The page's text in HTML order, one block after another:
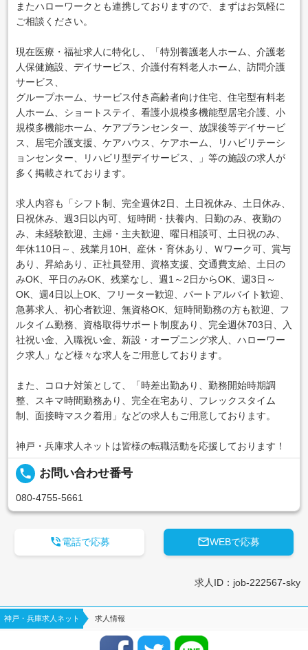
またハローワークとも連携しておりますので、まずはお気軽に
ご相談ください。
現在医療・福祉求人に特化し、「特別養護老人ホーム、介護老
人保健施設、デイサービス、介護付有料老人ホーム、訪問介護
サービス、
グループホーム、サービス付き高齢者向け住宅、住宅型有料老
人ホーム、ショートステイ、看護小規模多機能型居宅介護、小
規模多機能ホーム、ケアプランセンター、放課後等デイサービ
ス、居宅介護支援、ケアハウス、ケアホーム、リハビリテーシ
ョンセンター、リハビリ型デイサービス、」等の施設の求人が
多く掲載されております。
求人内容も「シフト制、完全週休2日、土日祝休み、土日休み、
日祝休み、週3日以内可、短時間・扶養内、日勤のみ、夜勤の
み、未経験歓迎、主婦・主夫歓迎、曜日相談可、土日祝のみ、
年休110日～、残業月10H、産休・育休あり、Ｗワーク可、賞与
あり、昇給あり、正社員登用、資格支援、交通費支給、土日の
みOK、平日のみOK、残業なし、週1～2日からOK、週3日～
OK、週4日以上OK、フリーター歓迎、パートアルバイト歓迎、
急募求人、初心者歓迎、無資格OK、短時間勤務の方も歓迎、フ
ルタイム勤務、資格取得サポート制度あり、完全週休703日、入
社祝い金、入職祝い金、新設・オープニング求人、ハローワー
ク求人」など様々な求人をご用意しております。
また、コロナ対策として、「時差出勤あり、勤務開始時期調
整、スキマ時間勤務あり、完全在宅あり、フレックスタイム
制、面接時マスク着用」などの求人もご用意しております。
神戸・兵庫求人ネットは皆様の転職活動を応援しております！
local_phone お問い合わせ番号
080-4755-5661
WEBで応募
電話で応募
求人ID：job-222567-sky
神戸・兵庫求人ネット 求人情報